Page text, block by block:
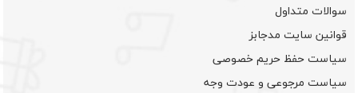
سوالات متداول
قوانین سایت مدجابز
سیاست حفظ حریم خصوصی
سیاست مرجوعی و عودت وجه